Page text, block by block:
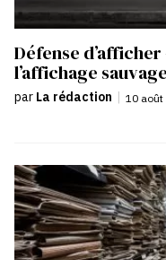
Défense
l’affichage sauvage
par La rédaction | 10 août